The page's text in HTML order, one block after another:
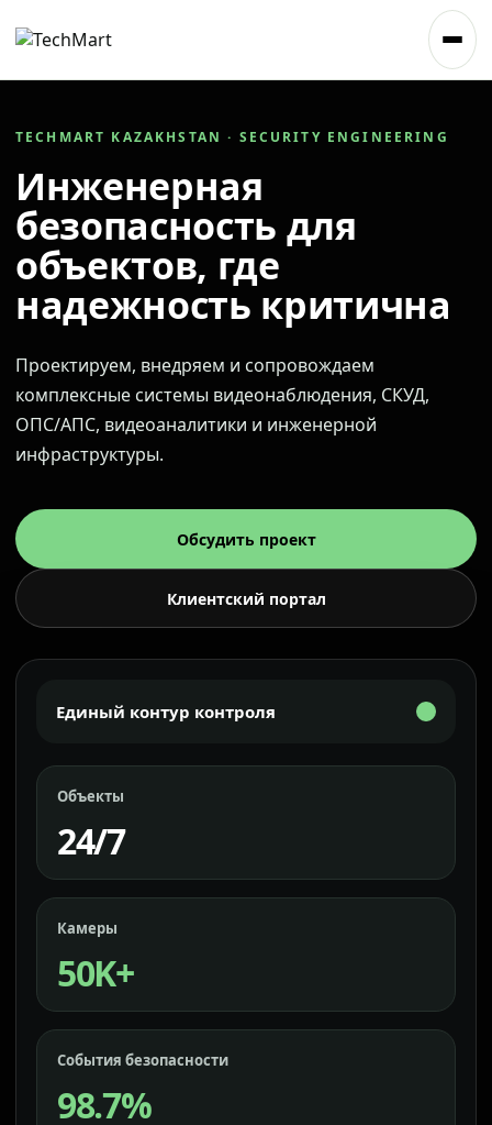
TECHMART KAZAKHSTAN · SECURITY ENGINEERING
Инженерная
безопасность для
объектов, где
надежность критична
Проектируем, внедряем и сопровождаем
комплексные системы видеонаблюдения, СКУД,
ОПС/АПС, видеоаналитики и инженерной
инфраструктуры.
Обсудить проект
Клиентский портал
Единый контур контроля
Объекты
24/7
Камеры
50K+
События безопасности
98.7%